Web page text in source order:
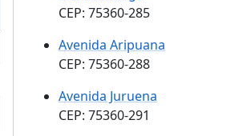
CEP: 75360-285
Avenida Aripuana
CEP: 75360-288
Avenida Juruena
CEP: 75360-291